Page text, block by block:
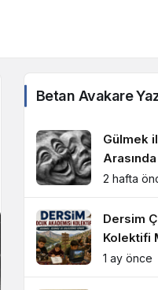
Gece
Sistem
Sistem
Betan Avakare
Gülmek
2 hafta
Dersim
Kolektifi
1 ay önce